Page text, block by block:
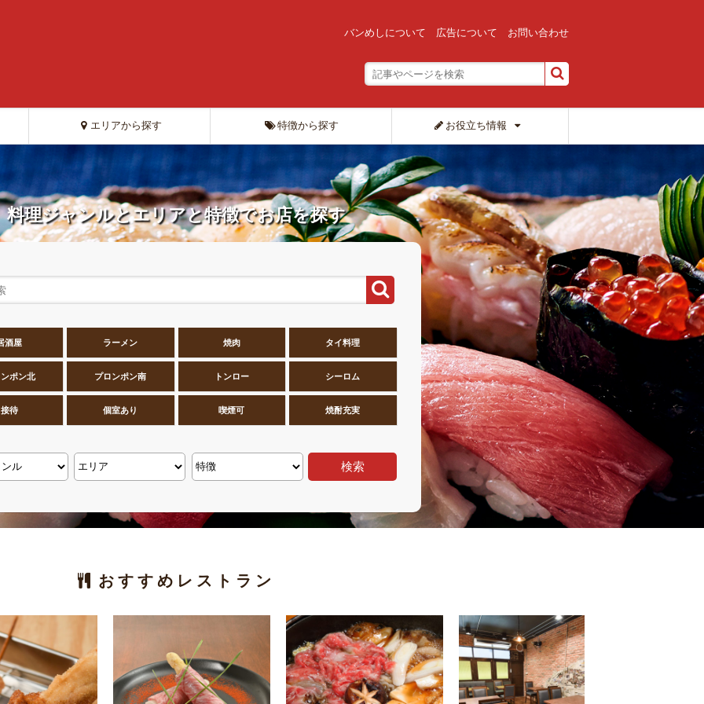
バンめしについて 広告について お問い合わせ
エリアから探す 特徴から探す お役立ち情報
料理ジャンルとエリアと特徴でお店を探す
酒屋 ラーメン 焼肉 タイ料理
ポン北 プロンポン南 トンロー シーロム
接待 個室あり 喫煙可 焼酎充実
検索
おすすめレストラン